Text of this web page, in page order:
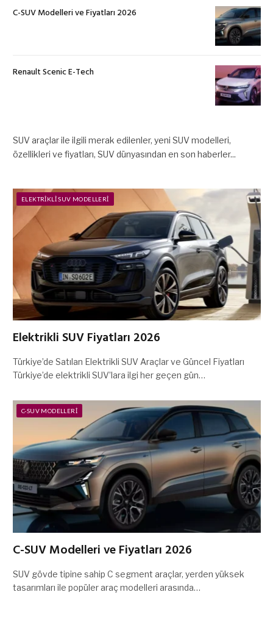
C-SUV Modelleri ve Fiyatları 2026
Renault Scenic E-Tech
SUV araçlar ile ilgili merak edilenler, yeni SUV modelleri,
özellikleri ve fiyatları, SUV dünyasından en son haberler...
ELEKTRIKLI SUV MODELLERI
Elektrikli SUV Fiyatları 2026
Türkiye’de Satılan Elektrikli SUV Araçlar ve Güncel Fiyatları
Türkiye’de elektrikli SUV’lara ilgi her geçen gün…
C-SUV MODELLERI
C-SUV Modelleri ve Fiyatları 2026
SUV gövde tipine sahip C segment araçlar, yerden yüksek
tasarımları ile popüler araç modelleri arasında…